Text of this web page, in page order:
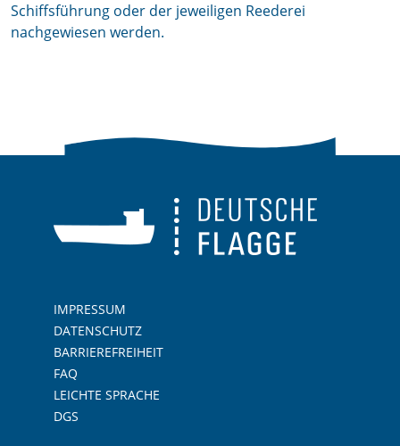
Schiffsführung oder der jeweiligen Reederei
nachgewiesen werden.
IMPRESSUM
DATENSCHUTZ
BARRIEREFREIHEIT
FAQ
LEICHTE SPRACHE
DGS